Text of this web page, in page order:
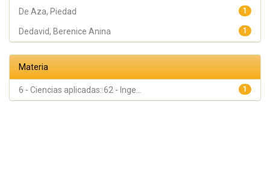
1
De Aza, Piedad
1
Dedavid, Berenice Anina
Materia
1
6 - Ciencias aplicadas::62 - Inge...